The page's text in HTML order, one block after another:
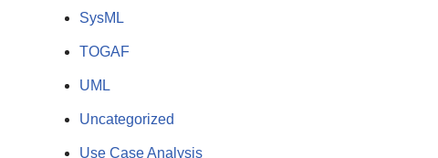
SysML
TOGAF
UML
Uncategorized
Use Case Analysis